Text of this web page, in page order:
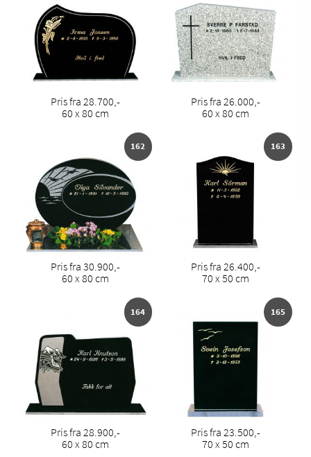
Pris fra 28.700,-
60 x 80 cm
Pris fra 26.000,-
60 x 80 cm
162
Pris fra 30.900,-
60 x 80 cm
163
Pris fra 26.400,-
70 x 50 cm
164
Pris fra 28.900,-
60 x 80 cm
165
Pris fra 23.500,-
70 x 50 cm